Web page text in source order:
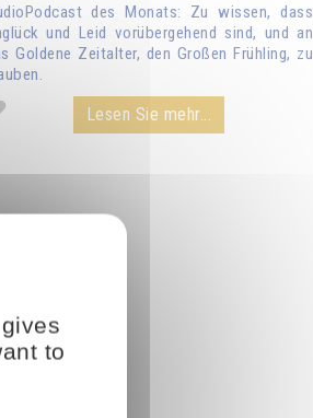
des Monats: Zu wissen, dass
und Leid vorübergehend sind, und an
Goldene Zeitalter, den Großen Frühling, zu
Lesen Sie mehr...
to